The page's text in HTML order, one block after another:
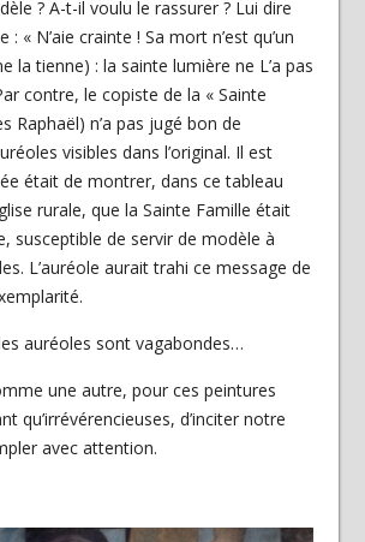
? A-t-il voulu le rassurer ? Lui dire
« N’aie crainte ! Sa mort n’est qu’un
la tienne) : la sainte lumière ne L’a pas
contre, le copiste de la « Sainte
Raphaël) n’a pas jugé bon de
visibles dans l’original. Il est
était de montrer, dans ce tableau
rurale, que la Sainte Famille était
susceptible de servir de modèle à
L’auréole aurait trahi ce message de
auréoles sont vagabondes…
une autre, pour ces peintures
qu’irrévérencieuses, d’inciter notre
avec attention.